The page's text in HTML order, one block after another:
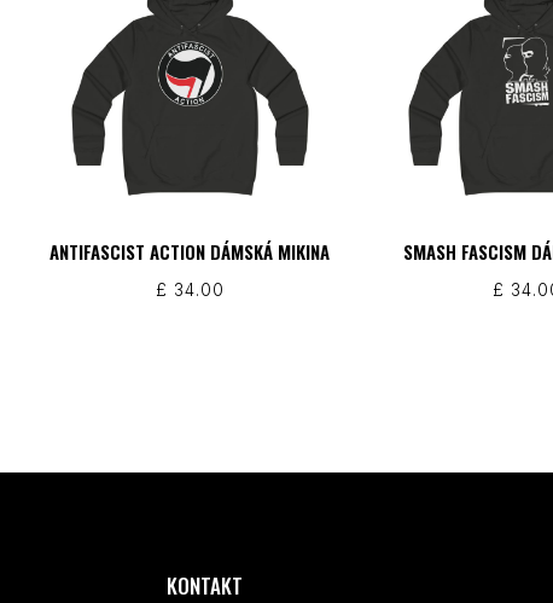
ANTIFASCIST ACTION DÁMSKÁ MIKINA
£ 34.00
SMASH FASCISM
£
KONTAKT